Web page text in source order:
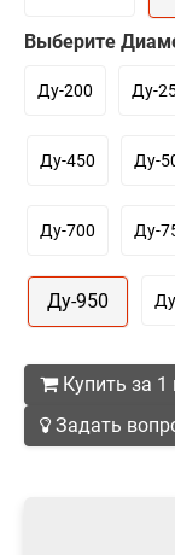
Выберите
Ду-200 Ду-
Ду-450 Ду-
Ду-700 Ду-
Ду-950
Купить за 1
Задать